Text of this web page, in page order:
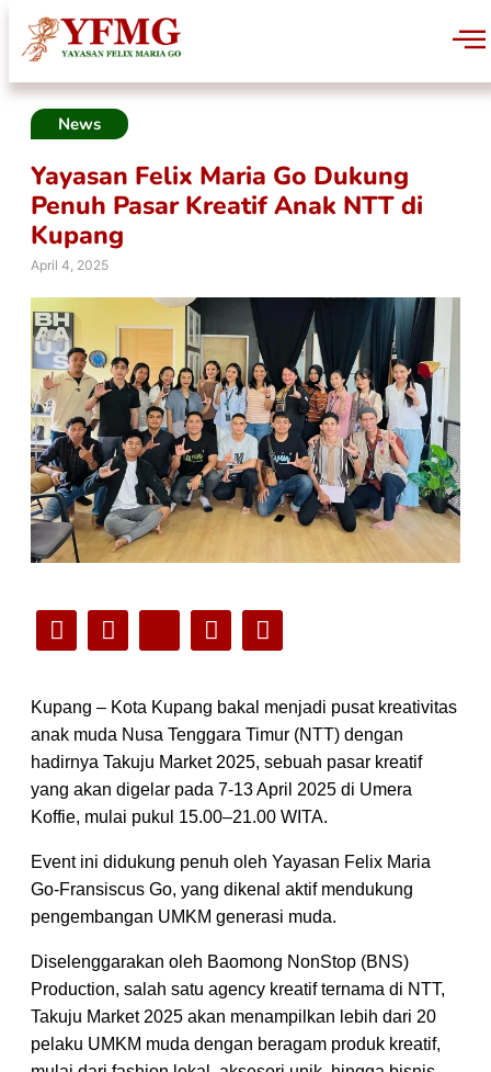
News
Yayasan Felix Maria Go Dukung
Penuh Pasar Kreatif Anak NTT di
Kupang
April 4, 2025
Kupang – Kota Kupang bakal menjadi pusat kreativitas
anak muda Nusa Tenggara Timur (NTT) dengan
hadirnya Takuju Market 2025, sebuah pasar kreatif
yang akan digelar pada 7-13 April 2025 di Umera
Koffie, mulai pukul 15.00–21.00 WITA.
Event ini didukung penuh oleh Yayasan Felix Maria
Go-Fransiscus Go, yang dikenal aktif mendukung
pengembangan UMKM generasi muda.
Diselenggarakan oleh Baomong NonStop (BNS)
Production, salah satu agency kreatif ternama di NTT,
Takuju Market 2025 akan menampilkan lebih dari 20
pelaku UMKM muda dengan beragam produk kreatif,